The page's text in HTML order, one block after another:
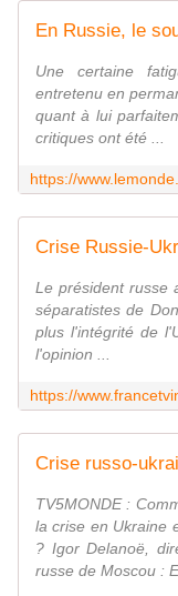
Une certaine
entretenu en
quant à lui
critiques ont été ...
Le président russe
séparatistes de
plus l'intégrité de
l'opinion ...
TV5MONDE :
la crise en Ukraine
? Igor Delanoë,
russe de Moscou :